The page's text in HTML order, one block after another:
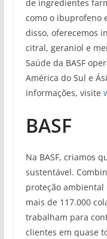
de ingredientes
como o ibuprofeno
disso, oferecemos
citral, geraniol e
Saúde da BASF
América do Sul e
informações, visite
BASF
Na BASF, criamos
sustentável.
proteção ambiental
mais de 117.000
trabalham para
clientes em quase